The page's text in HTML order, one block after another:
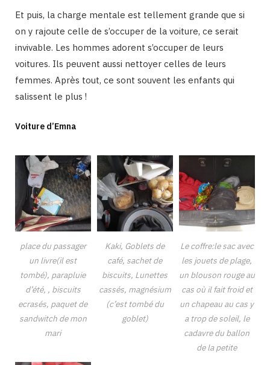
Et puis, la charge mentale est tellement grande que si
on y rajoute celle de s’occuper de la voiture, ce serait
invivable. Les hommes adorent s’occuper de leurs
voitures. Ils peuvent aussi nettoyer celles de leurs
femmes. Après tout, ce sont souvent les enfants qui
salissent le plus !
Voiture d’Emna
place du passager
un livre(il est
tombé), parapluie
d’été, , biscuits
ecrasés, paquet de
sandwitch de mon
mari
Kaki, Goblets de
café, sachet de
biscuits, Lunettes
cassés, magnésium
(c’est tombé du
goblet)
Le coffre:le sac avec
les jouets de plage,
un blouson rouge au
cas où il fait froid et
un chapeau au cas y
a trop de soleil, le
cadavre du ballon
de la petite